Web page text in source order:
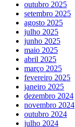
outubro 2025
setembro 2025
agosto 2025
julho 2025
junho 2025
maio 2025
abril 2025
março 2025
fevereiro 2025
janeiro 2025
dezembro 2024
novembro 2024
outubro 2024
julho 2024